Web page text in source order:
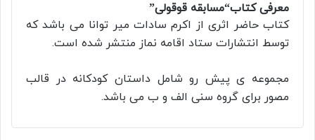
معرفی کتاب“مسابقه قوقولی”
کتاب حاضر اثری از اکرم سادات میر توانا می باشد که
توسط انتشارات ستاد اقامه نماز منتشر شده است.
مجموعه ی پیش رو شامل داستان کودکانه در قالب
مصور برای گروه سنی الف و ب می باشد.